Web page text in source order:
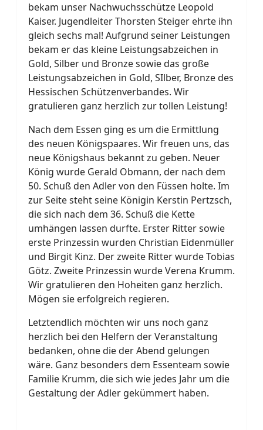
bekam unser Nachwuchsschütze Leopold
Kaiser. Jugendleiter Thorsten Steiger ehrte ihn
gleich sechs mal! Aufgrund seiner Leistungen
bekam er das kleine Leistungsabzeichen in
Gold, Silber und Bronze sowie das große
Leistungsabzeichen in Gold, SIlber, Bronze des
Hessischen Schützenverbandes. Wir
gratulieren ganz herzlich zur tollen Leistung!
Nach dem Essen ging es um die Ermittlung
des neuen Königspaares. Wir freuen uns, das
neue Königshaus bekannt zu geben. Neuer
König wurde Gerald Obmann, der nach dem
50. Schuß den Adler von den Füssen holte. Im
zur Seite steht seine Königin Kerstin Pertzsch,
die sich nach dem 36. Schuß die Kette
umhängen lassen durfte. Erster Ritter sowie
erste Prinzessin wurden Christian Eidenmüller
und Birgit Kinz. Der zweite Ritter wurde Tobias
Götz. Zweite Prinzessin wurde Verena Krumm.
Wir gratulieren den Hoheiten ganz herzlich.
Mögen sie erfolgreich regieren.
Letztendlich möchten wir uns noch ganz
herzlich bei den Helfern der Veranstaltung
bedanken, ohne die der Abend gelungen
wäre. Ganz besonders dem Essenteam sowie
Familie Krumm, die sich wie jedes Jahr um die
Gestaltung der Adler gekümmert haben.